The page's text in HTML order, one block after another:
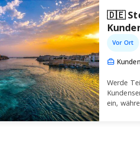
🇩🇪
Vor Ort
Werde
ein,